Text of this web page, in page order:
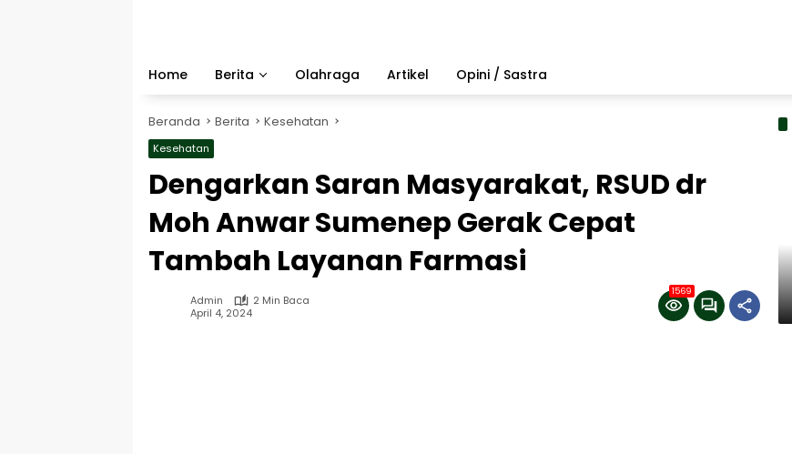
Home
Berita Olahraga Artikel Opini / Sastra
Beranda Berita Kesehatan
Kesehatan
Dengarkan Saran Masyarakat, RSUD dr
Moh Anwar Sumenep Gerak Cepat
Tambah Layanan Farmasi
Admin
2 Min Baca
April 4, 2024
1569